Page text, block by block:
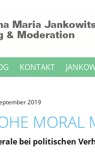
KONTAKT
2019
MORAL
bei politischen